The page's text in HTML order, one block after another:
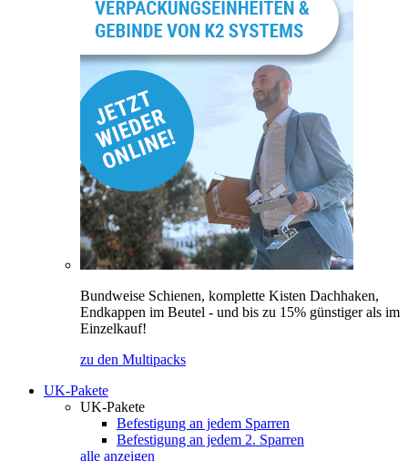
Bundweise Schienen, komplette Kisten Dachhaken,
Endkappen im Beutel - und bis zu 15% günstiger als im
Einzelkauf!
zu den Multipacks
UK-Pakete
UK-Pakete
Befestigung an jedem Sparren
Befestigung an jedem 2. Sparren
alle anzeigen